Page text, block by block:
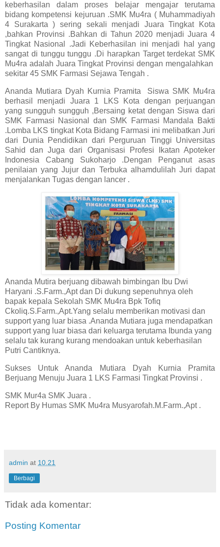
keberhasilan dalam proses belajar mengajar terutama
bidang kompetensi kejuruan .SMK Mu4ra ( Muhammadiyah
4 Surakarta ) sering sekali menjadi Juara Tingkat Kota
,bahkan Provinsi .Bahkan di Tahun 2020 menjadi Juara 4
Tingkat Nasional .Jadi Keberhasilan ini menjadi hal yang
sangat di tunggu tunggu .Di harapkan Target terdekat SMK
Mu4ra adalah Juara Tingkat Provinsi dengan mengalahkan
sekitar 45 SMK Farmasi Sejawa Tengah .
Ananda Mutiara Dyah Kurnia Pramita Siswa SMK Mu4ra
berhasil menjadi Juara 1 LKS Kota dengan perjuangan
yang sungguh sungguh ,Bersaing ketat dengan Siswa dari
SMK Farmasi Nasional dan SMK Farmasi Mandala Bakti
.Lomba LKS tingkat Kota Bidang Farmasi ini melibatkan Juri
dari Dunia Pendidikan dari Perguruan Tinggi Universitas
Sahid dan Juga dari Organisasi Profesi Ikatan Apoteker
Indonesia Cabang Sukoharjo .Dengan Penganut asas
penilaian yang Jujur dan Terbuka alhamdulilah Juri dapat
menjalankan Tugas dengan lancer .
Ananda Mutira berjuang dibawah bimbingan Ibu Dwi
Haryani .S.Farm.,Apt dan Di dukung sepenuhnya oleh
bapak kepala Sekolah SMK Mu4ra Bpk Tofiq
Ckoliq.S.Farm.,Apt.Yang selalu memberikan motivasi dan
support yang luar biasa .Ananda Mutiara juga mendapatkan
support yang luar biasa dari keluarga terutama Ibunda yang
selalu tak kurang kurang mendoakan untuk keberhasilan
Putri Cantiknya.
Sukses Untuk Ananda Mutiara Dyah Kurnia Pramita
Berjuang Menuju Juara 1 LKS Farmasi Tingkat Provinsi .
SMK Mur4a SMK Juara .
Report By Humas SMK Mu4ra Musyarofah.M.Farm.,Apt .
admin at 10.21
Berbagi
Tidak ada komentar:
Posting Komentar